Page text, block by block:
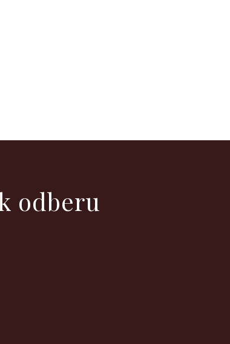
odberu